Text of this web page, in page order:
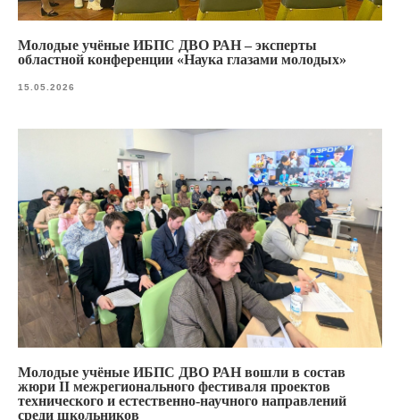
Молодые учёные ИБПС ДВО РАН – эксперты
областной конференции «Наука глазами молодых»
15.05.2026
Молодые учёные ИБПС ДВО РАН вошли в состав
жюри II межрегионального фестиваля проектов
технического и естественно-научного направлений
среди школьников